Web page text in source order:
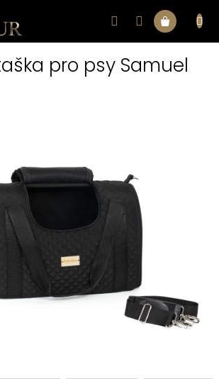
Nákupní
košík
pro psy Samuel